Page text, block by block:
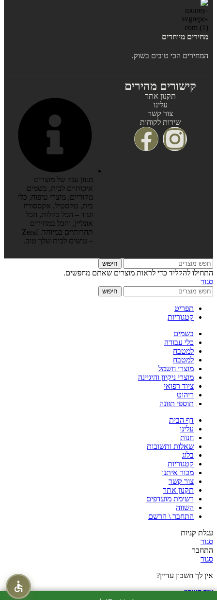
מחירים מיוחדים
המחירים הכי טובים בשוק.
קישורים מהירים
תקנון אתר
עלינו
צור קשר
שירות לקוחות
מגוון ענק של מוצרים
איכותיים לבית, בשמים
מקוריים, מוצרי טיפוח, כלי
בית, טקסטיל, אקססוריז
ועוד – הכל בקלות, הכל
אונליין, והכל במחירים
תחרותיים במיוחד. Zeraf
– עושים לבית שלך טוב.
חיפוש
התחילו להקליד כדי לראות מוצרים שאתם מחפשים.
סגור
חיפוש
תפריט
קטגוריות
בשמים
כלי עבודה
למטבח
למטבח
מוצרי חשמל
מוצרי ניקיון והיגיינה
ציוד רפואי
ריהוט
תוספי תזונה
דף הבית
עלינו
חנות
שאלות ותשובות
בלוג
קטגוריות
מכור איתנו
צור קשר
תקנון אתר
רשימת מועדפים
השווה
התחבר \ הרשם
עגלת קניות
סגור
התחבר
סגור
אין לך חשבון עדיין?
צור חשבון